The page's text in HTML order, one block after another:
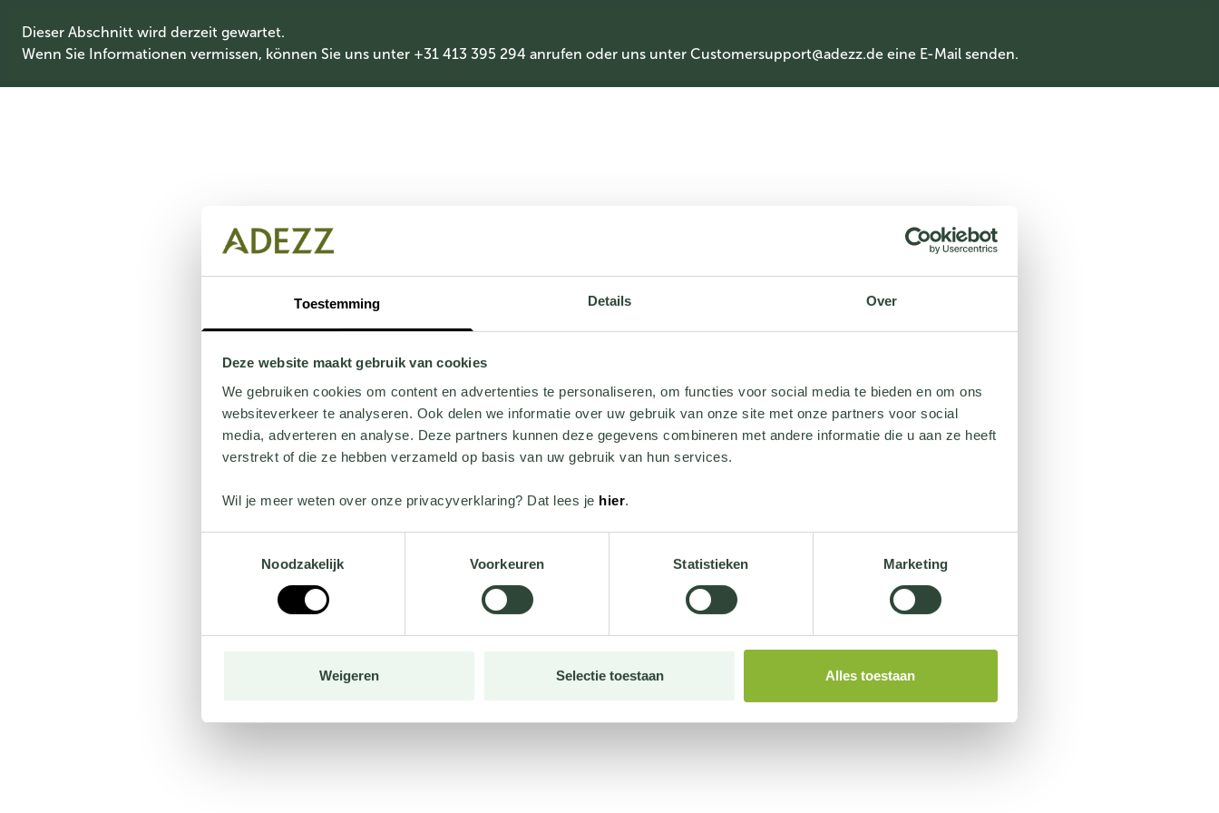
Toestemming Details Over
Deze website maakt gebruik van cookies
We gebruiken cookies om content en advertenties te personaliseren, om functies voor social media te bieden en om ons
websiteverkeer te analyseren. Ook delen we informatie over uw gebruik van onze site met onze partners voor social
media, adverteren en analyse. Deze partners kunnen deze gegevens combineren met andere informatie die u aan ze heeft
verstrekt of die ze hebben verzameld op basis van uw gebruik van hun services.
Wil je meer weten over onze privacyverklaring? Dat lees je hier.
Noodzakelijk
Voorkeuren Statistieken Marketing
Weigeren Selectie toestaan Alles toestaan
Dieser Abschnitt wird derzeit gewartet.
Wenn Sie Informationen vermissen, können Sie uns unter +31 413 395 294 anrufen oder uns unter Customersupport@adezz.de eine E-Mail senden.